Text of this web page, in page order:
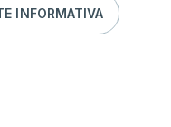
INFORMATIVA